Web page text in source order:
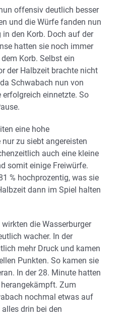
offensiv deutlich besser
und die Würfe fanden nun
in den Korb. Doch auf der
hatten sie noch immer
Korb. Selbst ein
der Halbzeit brachte nicht
Schwabach nun von
erfolgreich einnetzte. So
eine hohe
zu siebt angereisten
auch eine kleine
somit einige Freiwürfe.
% hochprozentig, was sie
dann im Spiel halten
die Wasserburger
wacher. In der
mehr Druck und kamen
Punkten. So kamen sie
In der 28. Minute hatten
Zum
nochmal etwas auf
drin bei den